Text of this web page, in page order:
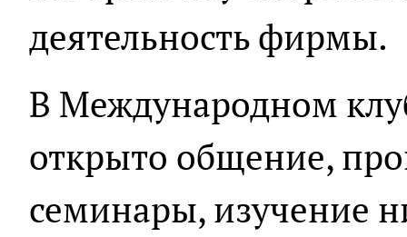
деятельность фирмы.
В Международном
открыто общение,
семинары, изучение